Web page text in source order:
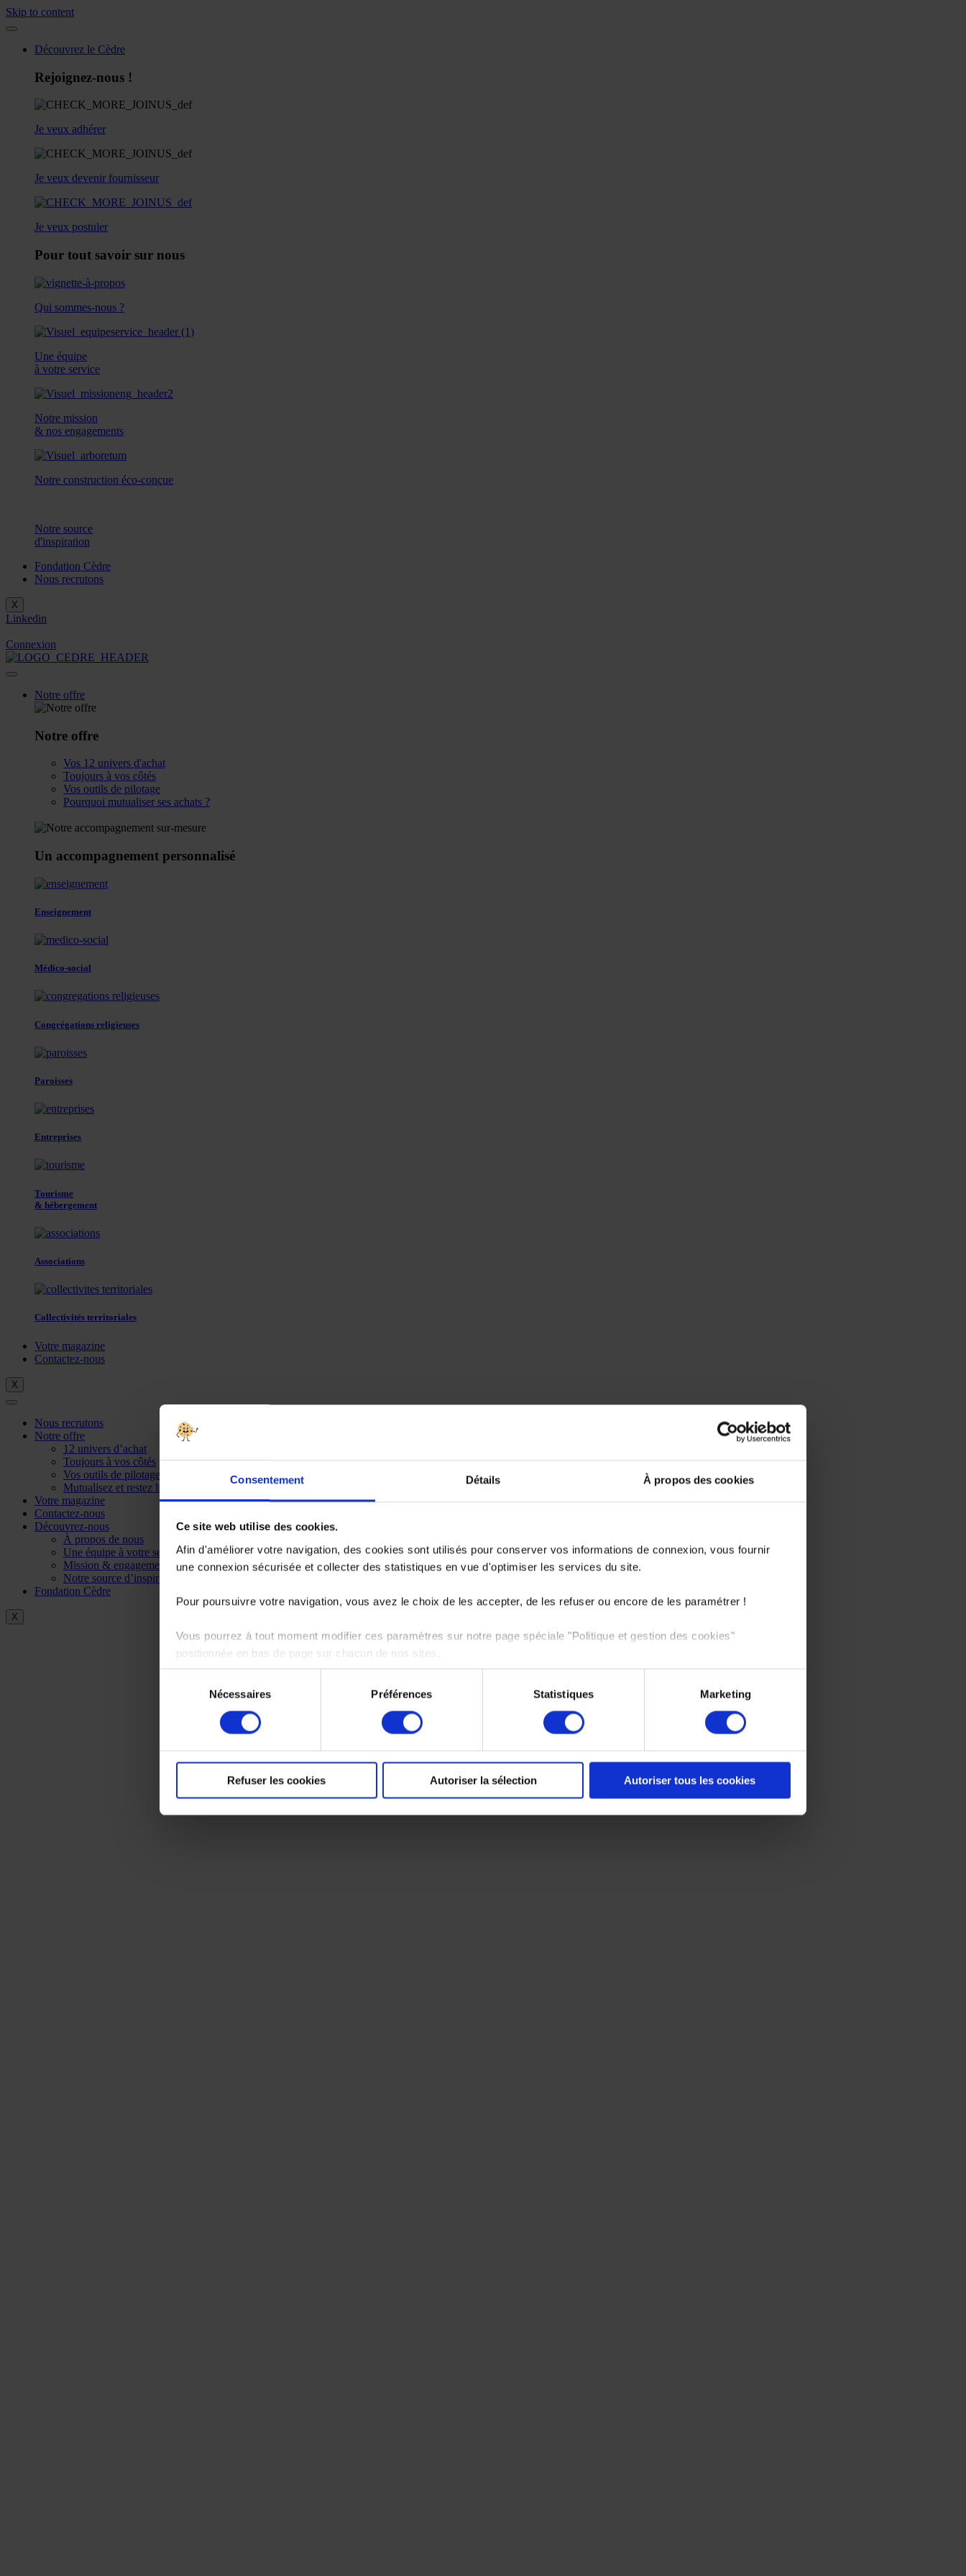
Consentement Détails À propos des cookies
Ce site web utilise des cookies.
Afin d'améliorer votre navigation, des cookies sont utilisés pour conserver vos informations de connexion, vous fournir
une connexion sécurisée et collecter des statistiques en vue d'optimiser les services du site.
Pour poursuivre votre navigation, vous avez le choix de les accepter, de les refuser ou encore de les paramétrer !
Vous pourrez à tout moment modifier ces paramètres sur notre page spéciale "Politique et gestion des cookies"
positionnée en bas de page sur chacun de nos sites.
Pour en savoir plus sur notre politique de protection des données personnelles,
consentement
Nécessaires Préférences Statistiques Marketing
Refuser les cookies Autoriser la sélection Autoriser tous les cookies
Skip to content
Découvrez le Cèdre
Rejoignez-nous !
Je veux adhérer
Je veux devenir fournisseur
Je veux postuler
Pour tout savoir sur nous
Qui sommes-nous ?
Une équipe
à votre service
Notre mission
& nos engagements
Notre construction éco-conçue
Notre source
d'inspiration
Fondation Cèdre
Nous recrutons
X
Linkedin
Connexion
Notre offre
Notre offre
Vos 12 univers d'achat
Toujours à vos côtés
Vos outils de pilotage
Pourquoi mutualiser ses achats ?
Un accompagnement personnalisé
Enseignement
Médico-social
Congrégations religieuses
Paroisses
Entreprises
Tourisme
& hébergement
Associations
Collectivités territoriales
Votre magazine
Contactez-nous
X
Nous recrutons
Notre offre
12 univers d’achat
Toujours à vos côtés
Vos outils de pilotage
Mutualisez et restez libre
Votre magazine
Contactez-nous
Découvrez-nous
À propos de nous
Une équipe à votre service
Mission & engagements
Notre source d’inspiration
Fondation Cèdre
X